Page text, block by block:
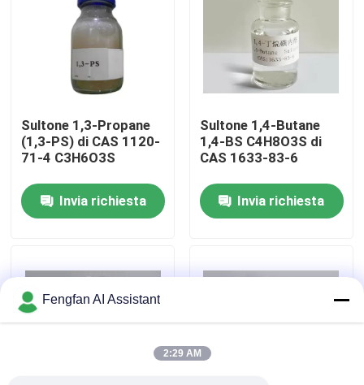
Chi Siamo
Visita alla fabbrica
Contattaci
Notizie
Chiedi un preventivo
Sultone 1,3-Propane
(1,3-PS) di CAS 1120-
71-4 C3H6O3S
Invia richiesta
Sultone 1,4-Butane
1,4-BS C4H8O3S di
CAS 1633-83-6
Invia richiesta
Fengfan AI Assistant
2:29 AM